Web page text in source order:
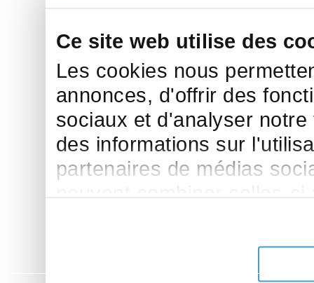
Ce site web utilise des
Les cookies nous
annonces, d'offrir des
sociaux et d'analyser
des informations sur
partenaires de médias